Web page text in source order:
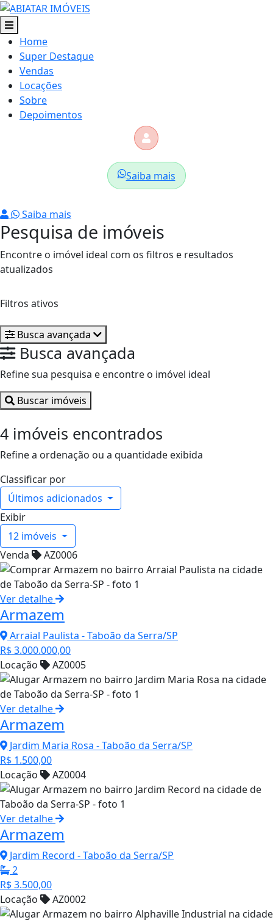
Home
Super Destaque
Vendas
Locações
Sobre
Depoimentos
Saiba mais
Saiba mais
Pesquisa de imóveis
Encontre o imóvel ideal com os filtros e resultados
atualizados
Filtros ativos
Busca avançada
Busca avançada
Refine sua pesquisa e encontre o imóvel ideal
Buscar imóveis
4 imóveis encontrados
Refine a ordenação ou a quantidade exibida
Classificar por
Últimos adicionados
Exibir
12 imóveis
Venda
AZ0006
Ver detalhe
Armazem
Arraial Paulista - Taboão da Serra/SP
R$ 3.000.000,00
Locação
AZ0005
Ver detalhe
Armazem
Jardim Maria Rosa - Taboão da Serra/SP
R$ 1.500,00
Locação
AZ0004
Ver detalhe
Armazem
Jardim Record - Taboão da Serra/SP
2
R$ 3.500,00
Locação
AZ0002